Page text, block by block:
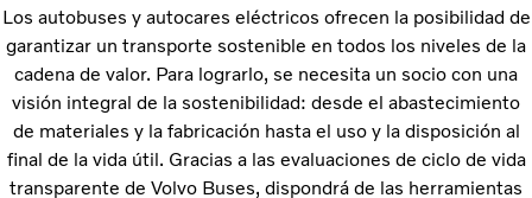
Los autobuses y autocares eléctricos ofrecen la posibilidad de
garantizar un transporte sostenible en todos los niveles de la
cadena de valor. Para lograrlo, se necesita un socio con una
visión integral de la sostenibilidad: desde el abastecimiento
de materiales y la fabricación hasta el uso y la disposición al
final de la vida útil. Gracias a las evaluaciones de ciclo de vida
transparente de Volvo Buses, dispondrá de las herramientas